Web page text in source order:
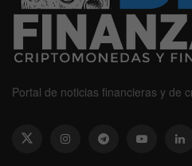
Portal de noticias financieras y de